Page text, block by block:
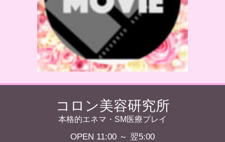
コロン美容研究所
本格的エネマ・SM医療プレイ
OPEN 11:00 ～ 翌5:00